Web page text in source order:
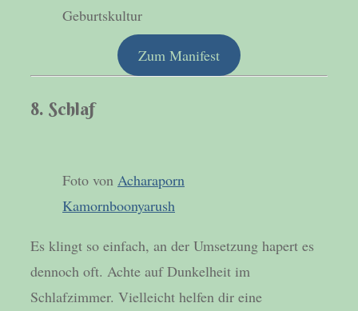
Geburtskultur
Zum Manifest
8. Schlaf
Foto von Acharaporn
Kamornboonyarush
Es klingt so einfach, an der Umsetzung hapert es
dennoch oft. Achte auf Dunkelheit im
Schlafzimmer. Vielleicht helfen dir eine